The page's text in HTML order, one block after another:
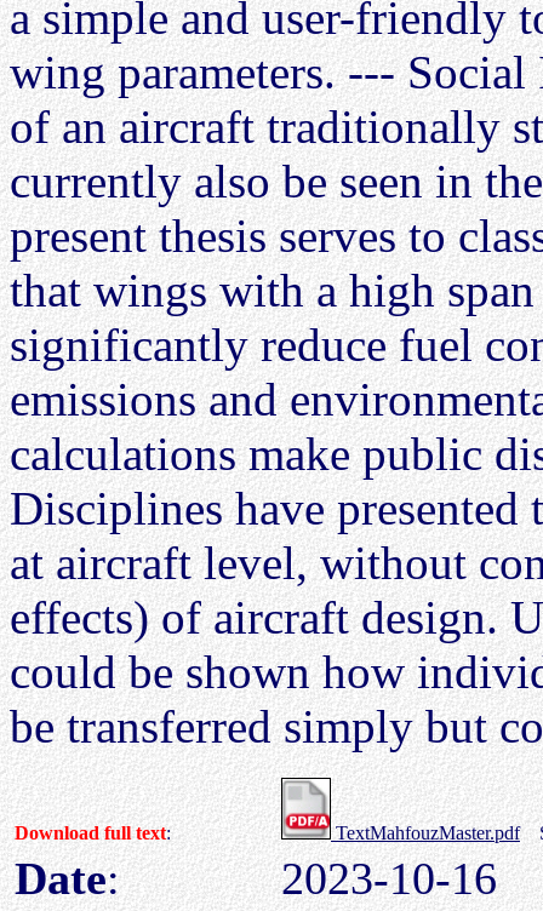
a simple and user-friendly
wing parameters. ---
of an aircraft traditionally
currently also be seen in
present thesis serves to
that wings with a high
significantly reduce fuel
emissions and
calculations make public
Disciplines have
at aircraft level, without
effects) of aircraft design.
could be shown how
be transferred simply but
Download full text: TextMahfouzMaster.pdf
Date:
2023-10-16